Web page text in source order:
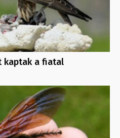
kaptak a fiatal